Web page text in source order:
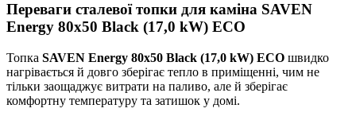
Переваги сталевої топки для каміна SAVEN
Energy 80х50 Black (17,0 kW) ECO
Топка SAVEN Energy 80х50 Black (17,0 kW) ECO швидко
нагрівається й довго зберігає тепло в приміщенні, чим не
тільки заощаджує витрати на паливо, але й зберігає
комфортну температуру та затишок у домі.